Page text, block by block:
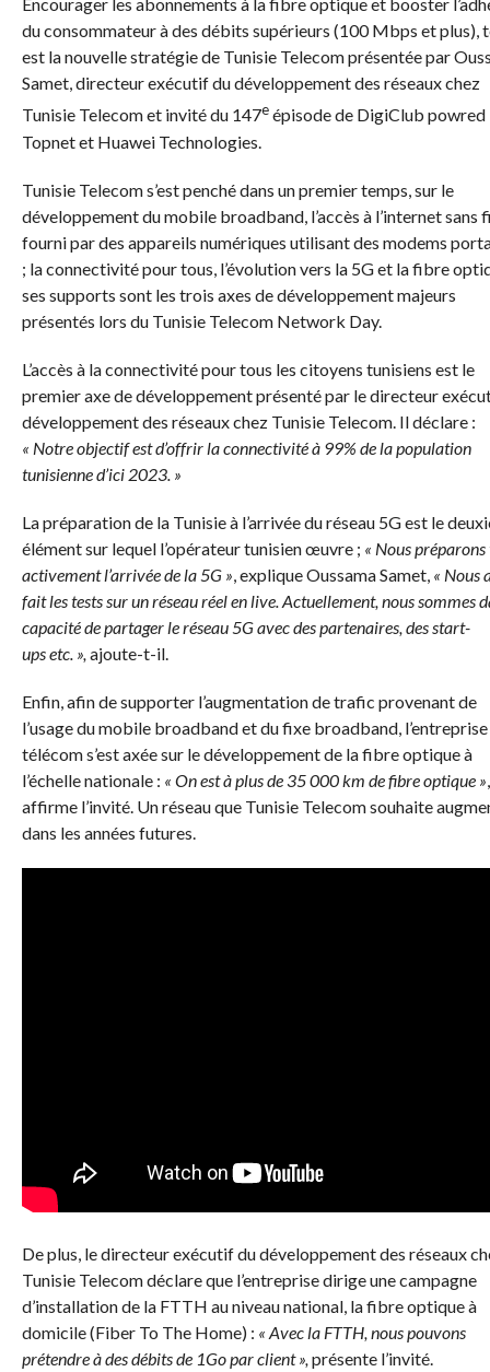
Encourager les abonnements à la fibre optique et booster
du consommateur à des débits supérieurs (100 Mbps et plus),
est la nouvelle stratégie de Tunisie Telecom présentée par
Samet, directeur exécutif du développement des réseaux chez
Tunisie Telecom et invité du 147eépisode de DigiClub powred
Topnet et Huawei Technologies.
Tunisie Telecom s’est penché dans un premier temps, sur le
développement du mobile broadband, l’accès à l’internet sans
fourni par des appareils numériques utilisant des modems
; la connectivité pour tous, l’évolution vers la 5G et la fibre
ses supports sont les trois axes de développement majeurs
présentés lors du Tunisie Telecom Network Day.
L’accès à la connectivité pour tous les citoyens tunisiens est le
premier axe de développement présenté par le directeur
développement des réseaux chez Tunisie Telecom. Il déclare :
« Notre objectif est d’offrir la connectivité à 99% de la population
tunisienne d’ici 2023. »
La préparation de la Tunisie à l’arrivée du réseau 5G est le
élément sur lequel l’opérateur tunisien œuvre ; « Nous préparons
activement l’arrivée de la 5G », explique Oussama Samet, « Nous
fait les tests sur un réseau réel en live. Actuellement, nous sommes
capacité de partager le réseau 5G avec des partenaires, des start-
ups etc. »,ajoute-t-il.
Enfin, afin de supporter l’augmentation de trafic provenant de
l’usage du mobile broadband et du fixe broadband,
télécom s’est axée sur le développement de la fibre optique à
l’échelle nationale : « On est à plus de 35 000 km de fibre optique »,
affirme l’invité. Un réseau que Tunisie Telecom souhaite
dans les années futures.
De plus, le directeur exécutif du développement des réseaux
Tunisie Telecom déclare que l’entreprise dirige une campagne
d’installation de la FTTH au niveau national, la fibre optique à
domicile (Fiber To The Home) : « Avec la FTTH, nous pouvons
prétendre à des débits de 1Go par client »,présente l’invité.